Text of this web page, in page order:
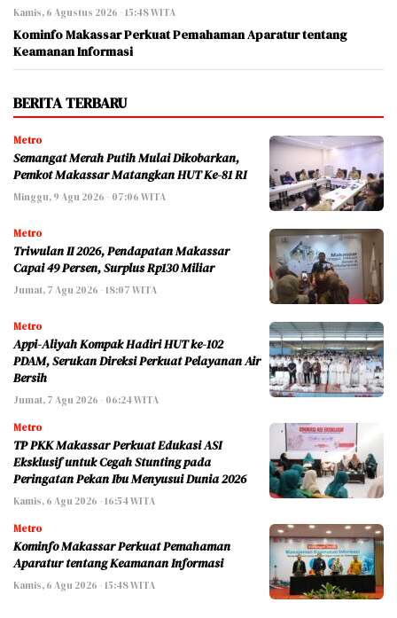
Kamis, 6 Agustus 2026 - 15:48 WITA
Kominfo Makassar Perkuat Pemahaman Aparatur tentang
Keamanan Informasi
BERITA TERBARU
Metro
Semangat Merah Putih Mulai Dikobarkan,
Pemkot Makassar Matangkan HUT Ke-81 RI
Minggu, 9 Agu 2026 - 07:06 WITA
Metro
Triwulan II 2026, Pendapatan Makassar
Capai 49 Persen, Surplus Rp130 Miliar
Jumat, 7 Agu 2026 - 18:07 WITA
Metro
Appi-Aliyah Kompak Hadiri HUT ke-102
PDAM, Serukan Direksi Perkuat Pelayanan Air
Bersih
Jumat, 7 Agu 2026 - 06:24 WITA
Metro
TP PKK Makassar Perkuat Edukasi ASI
Eksklusif untuk Cegah Stunting pada
Peringatan Pekan Ibu Menyusui Dunia 2026
Kamis, 6 Agu 2026 - 16:54 WITA
Metro
Kominfo Makassar Perkuat Pemahaman
Aparatur tentang Keamanan Informasi
Kamis, 6 Agu 2026 - 15:48 WITA